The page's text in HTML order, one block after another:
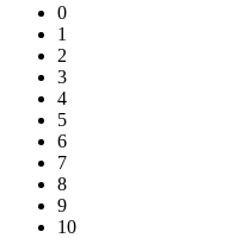
0
1
2
3
4
5
6
7
8
9
10